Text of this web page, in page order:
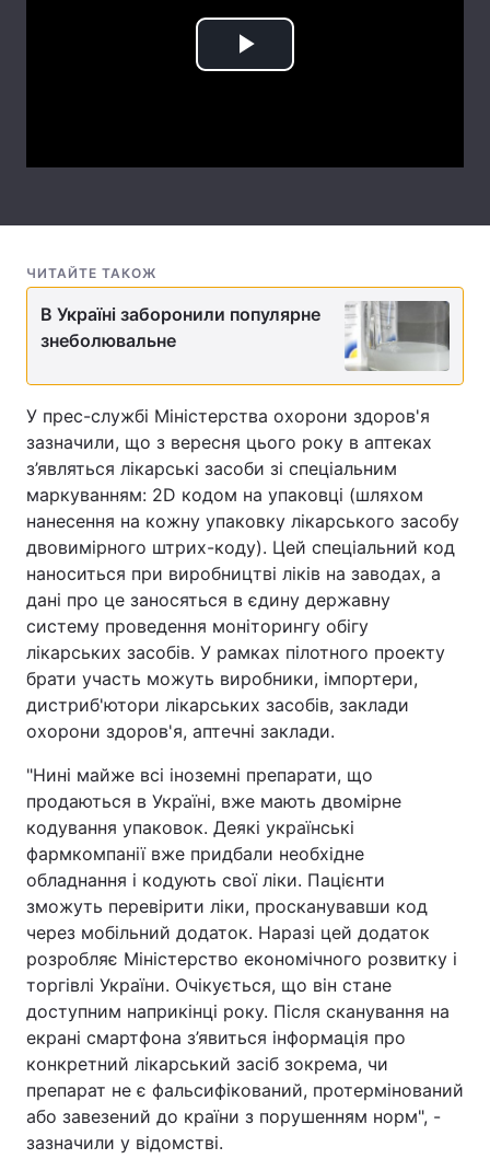
Play
ЧИТАЙТЕ ТАКОЖ
В Україні заборонили популярне
знеболювальне
У прес-службі Міністерства охорони здоров'я
зазначили, що з вересня цього року в аптеках
з’являться лікарські засоби зі спеціальним
маркуванням: 2D кодом на упаковці (шляхом
нанесення на кожну упаковку лікарського засобу
двовимірного штрих-коду). Цей спеціальний код
наноситься при виробництві ліків на заводах, а
дані про це заносяться в єдину державну
систему проведення моніторингу обігу
лікарських засобів. У рамках пілотного проекту
брати участь можуть виробники, імпортери,
дистриб'ютори лікарських засобів, заклади
охорони здоров'я, аптечні заклади.
"Нині майже всі іноземні препарати, що
продаються в Україні, вже мають двомірне
кодування упаковок. Деякі українські
фармкомпанії вже придбали необхідне
обладнання і кодують свої ліки. Пацієнти
зможуть перевірити ліки, просканувавши код
через мобільний додаток. Наразі цей додаток
розробляє Міністерство економічного розвитку і
торгівлі України. Очікується, що він стане
доступним наприкінці року. Після сканування на
екрані смартфона з’явиться інформація про
конкретний лікарський засіб зокрема, чи
препарат не є фальсифікований, протермінований
або завезений до країни з порушенням норм", -
зазначили у відомстві.